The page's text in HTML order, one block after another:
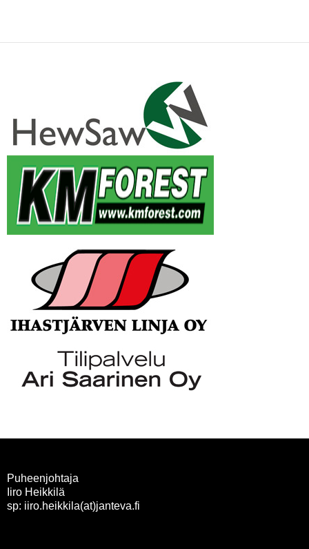
Puheenjohtaja
Iiro Heikkilä
sp: iiro.heikkila(at)janteva.fi